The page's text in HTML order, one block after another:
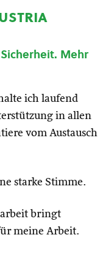
Mehr
ich laufend
in allen
vom Austausch
starke Stimme.
bringt
meine Arbeit.